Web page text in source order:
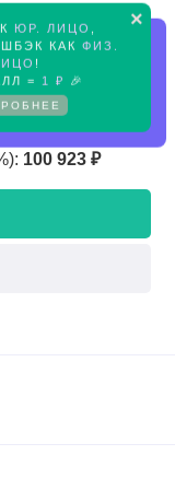
×
ЮР. ЛИЦО
КАК ФИЗ.
!
= 1 ₽ 🎉
Предзаказ
100 923 ₽